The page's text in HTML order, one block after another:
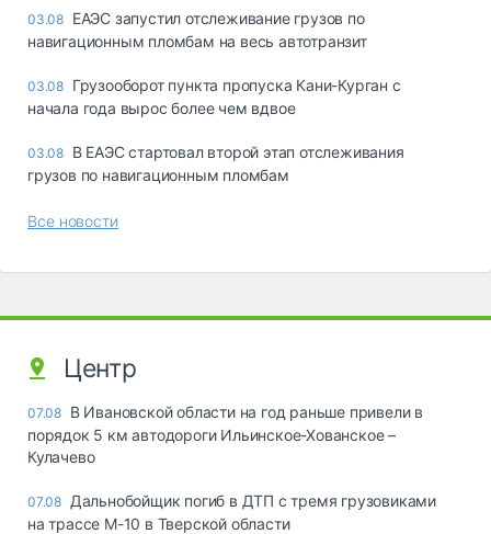
03.08 ЕАЭС запустил отслеживание грузов по
навигационным пломбам на весь автотранзит
03.08 Грузооборот пункта пропуска Кани-Курган с
начала года вырос более чем вдвое
03.08 В ЕАЭС стартовал второй этап отслеживания
грузов по навигационным пломбам
Все новости
Центр
07.08 В Ивановской области на год раньше привели в
порядок 5 км автодороги Ильинское-Хованское –
Кулачево
07.08 Дальнобойщик погиб в ДТП с тремя грузовиками
на трассе М-10 в Тверской области